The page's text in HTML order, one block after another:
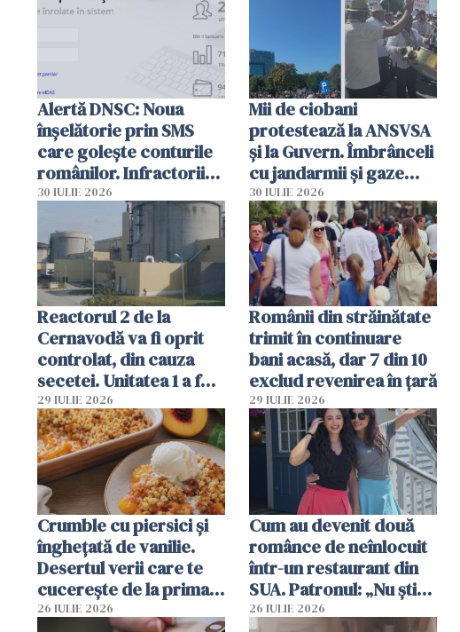
Alertă DNSC: Noua
înșelătorie prin SMS
care golește conturile
românilor. Infractorii
folosesc numele
Ghișeul.ro și al Poliției
Române
30 IULIE 2026
Mii de ciobani
protestează la ANSVSA
și la Guvern. Îmbrânceli
cu jandarmii și gaze
lacrimogene
30 IULIE 2026
Reactorul 2 de la
Cernavodă va fi oprit
controlat, din cauza
secetei. Unitatea 1 a fost
deja oprită
29 IULIE 2026
Românii din străinătate
trimit în continuare
bani acasă, dar 7 din 10
exclud revenirea în țară
29 IULIE 2026
Crumble cu piersici și
înghețată de vanilie.
Desertul verii care te
cucerește de la prima
lingură
26 IULIE 2026
Cum au devenit două
românce de neînlocuit
într-un restaurant din
SUA. Patronul: „Nu știu
ce o să mă fac fără voi”
26 IULIE 2026